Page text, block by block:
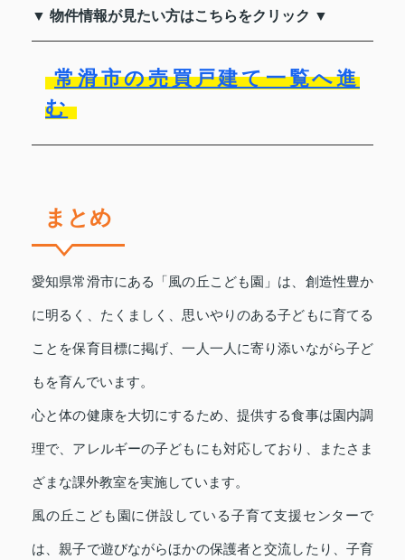
▼ 物件情報が見たい方はこちらをクリック ▼
常滑市の売買戸建て一覧へ進
む
まとめ
愛知県常滑市にある「風の丘こども園」は、創造性豊か
に明るく、たくましく、思いやりのある子どもに育てる
ことを保育目標に掲げ、一人一人に寄り添いながら子ど
もを育んでいます。
心と体の健康を大切にするため、提供する食事は園内調
理で、アレルギーの子どもにも対応しており、またさま
ざまな課外教室を実施しています。
風の丘こども園に併設している子育て支援センターで
は、親子で遊びながらほかの保護者と交流したり、子育